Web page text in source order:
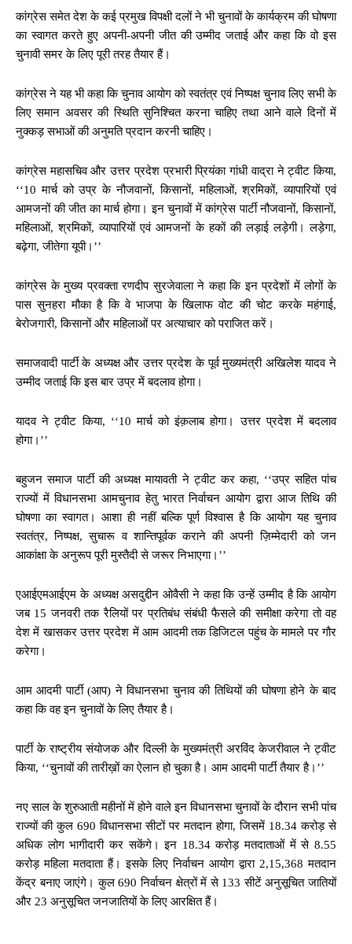
कांग्रेस समेत देश के कई प्रमुख विपक्षी दलों ने भी चुनावों के कार्यक्रम की घोषणा
का स्वागत करते हुए अपनी-अपनी जीत की उम्मीद जताई और कहा कि वो इस
चुनावी समर के लिए पूरी तरह तैयार हैं।
कांग्रेस ने यह भी कहा कि चुनाव आयोग को स्वतंत्र एवं निष्पक्ष चुनाव लिए सभी के
लिए समान अवसर की स्थिति सुनिश्चित करना चाहिए तथा आने वाले दिनों में
नुक्कड़ सभाओं की अनुमति प्रदान करनी चाहिए।
कांग्रेस महासचिव और उत्तर प्रदेश प्रभारी प्रियंका गांधी वाद्रा ने ट्वीट किया,
‘‘10 मार्च को उप्र के नौजवानों, किसानों, महिलाओं, श्रमिकों, व्यापारियों एवं
आमजनों की जीत का मार्च होगा। इन चुनावों में कांग्रेस पार्टी नौजवानों, किसानों,
महिलाओं, श्रमिकों, व्यापारियों एवं आमजनों के हकों की लड़ाई लड़ेगी। लड़ेगा,
बढ़ेगा, जीतेगा यूपी।’’
कांग्रेस के मुख्य प्रवक्ता रणदीप सुरजेवाला ने कहा कि इन प्रदेशों में लोगों के
पास सुनहरा मौका है कि वे भाजपा के खिलाफ वोट की चोट करके महंगाई,
बेरोजगारी, किसानों और महिलाओं पर अत्याचार को पराजित करें।
समाजवादी पार्टी के अध्यक्ष और उत्तर प्रदेश के पूर्व मुख्यमंत्री अखिलेश यादव ने
उम्मीद जताई कि इस बार उप्र में बदलाव होगा।
यादव ने ट्वीट किया, ‘‘10 मार्च को इंक़लाब होगा। उत्तर प्रदेश में बदलाव
होगा।’’
बहुजन समाज पार्टी की अध्यक्ष मायावती ने ट्वीट कर कहा, ‘‘उप्र सहित पांच
राज्यों में विधानसभा आमचुनाव हेतु भारत निर्वाचन आयोग द्वारा आज तिथि की
घोषणा का स्वागत। आशा ही नहीं बल्कि पूर्ण विश्वास है कि आयोग यह चुनाव
स्वतंत्र, निष्पक्ष, सुचारू व शान्तिपूर्वक कराने की अपनी ज़िम्मेदारी को जन
आकांक्षा के अनुरूप पूरी मुस्तैदी से जरूर निभाएगा।’’
एआईएमआईएम के अध्यक्ष असदुद्दीन ओवैसी ने कहा कि उन्हें उम्मीद है कि आयोग
जब 15 जनवरी तक रैलियों पर प्रतिबंध संबंधी फैसले की समीक्षा करेगा तो वह
देश में खासकर उत्तर प्रदेश में आम आदमी तक डिजिटल पहुंच के मामले पर गौर
करेगा।
आम आदमी पार्टी (आप) ने विधानसभा चुनाव की तिथियों की घोषणा होने के बाद
कहा कि वह इन चुनावों के लिए तैयार है।
पार्टी के राष्ट्रीय संयोजक और दिल्ली के मुख्यमंत्री अरविंद केजरीवाल ने ट्वीट
किया, ‘‘चुनावों की तारीख़ों का ऐलान हो चुका है। आम आदमी पार्टी तैयार है।’’
नए साल के शुरुआती महीनों में होने वाले इन विधानसभा चुनावों के दौरान सभी पांच
राज्यों की कुल 690 विधानसभा सीटों पर मतदान होगा, जिसमें 18.34 करोड़ से
अधिक लोग भागीदारी कर सकेंगे। इन 18.34 करोड़ मतदाताओं में से 8.55
करोड़ महिला मतदाता हैं। इसके लिए निर्वाचन आयोग द्वारा 2,15,368 मतदान
केंद्र बनाए जाएंगे। कुल 690 निर्वाचन क्षेत्रों में से 133 सीटें अनुसूचित जातियों
और 23 अनुसूचित जनजातियों के लिए आरक्षित हैं।